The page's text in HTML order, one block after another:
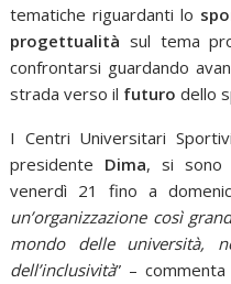
tematiche riguardanti lo
progettualità sul tema
confrontarsi guardando
strada verso il futuro dello
I Centri Universitari
presidente Dima, si sono
venerdì 21 fino a
un’organizzazione così
mondo delle università,
dell’inclusività” –